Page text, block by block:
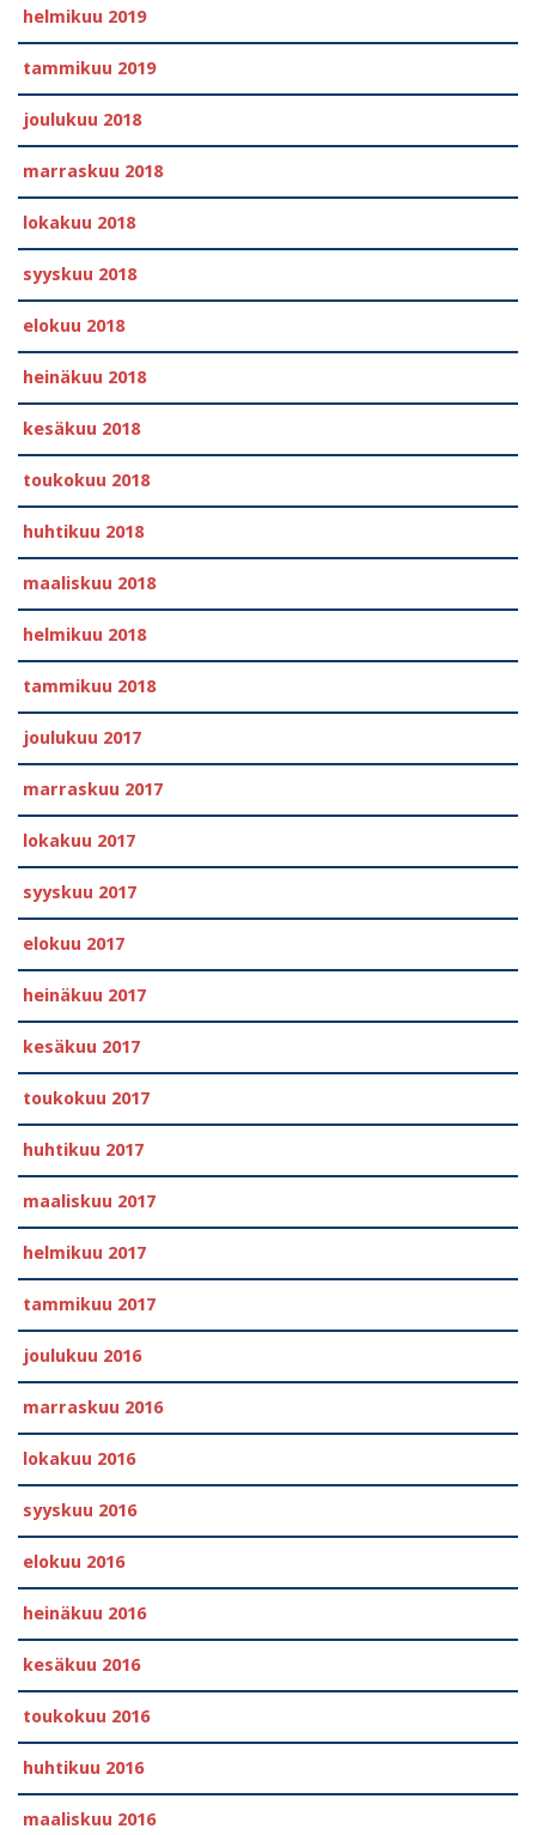
helmikuu 2019
tammikuu 2019
joulukuu 2018
marraskuu 2018
lokakuu 2018
syyskuu 2018
elokuu 2018
heinäkuu 2018
kesäkuu 2018
toukokuu 2018
huhtikuu 2018
maaliskuu 2018
helmikuu 2018
tammikuu 2018
joulukuu 2017
marraskuu 2017
lokakuu 2017
syyskuu 2017
elokuu 2017
heinäkuu 2017
kesäkuu 2017
toukokuu 2017
huhtikuu 2017
maaliskuu 2017
helmikuu 2017
tammikuu 2017
joulukuu 2016
marraskuu 2016
lokakuu 2016
syyskuu 2016
elokuu 2016
heinäkuu 2016
kesäkuu 2016
toukokuu 2016
huhtikuu 2016
maaliskuu 2016